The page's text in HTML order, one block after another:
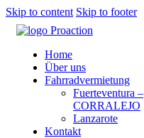
Skip to content Skip to footer
Home
Über uns
Fahrradvermietung
Fuerteventura –
CORRALEJO
Lanzarote
Kontakt